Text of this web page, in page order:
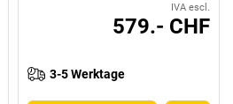
IVA escl.
579.- CHF
3-5 Werktage